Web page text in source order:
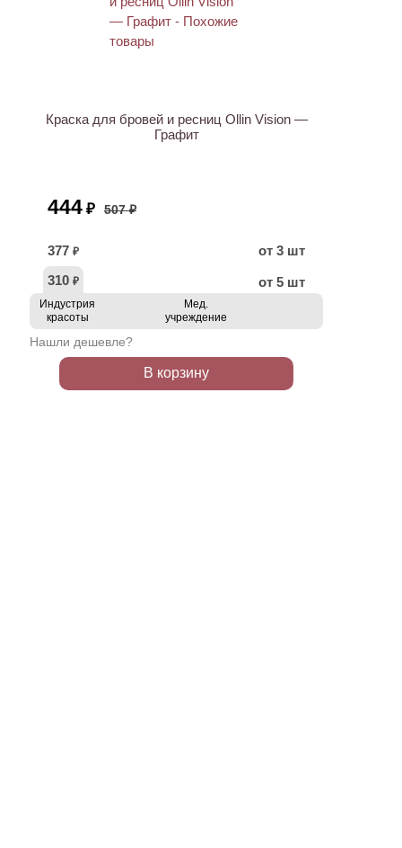
Краска для бровей и ресниц Ollin Vision —
Графит
444 ₽ 507 ₽
377 ₽
от 3 шт
310 ₽ от 5 шт
Индустрия
красоты
Мед.
учреждение
Нашли дешевле?
В корзину